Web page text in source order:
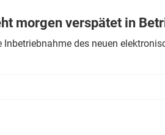
morgen verspätet in
Inbetriebnahme des neuen